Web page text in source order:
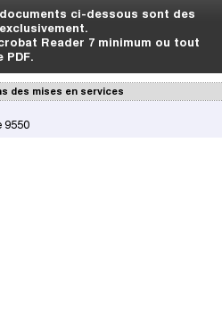
ci-dessous sont des
Reader 7 minimum ou tout
PDF.
des mises en services
9550